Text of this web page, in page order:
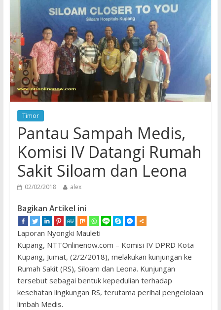
Timor
Pantau Sampah Medis,
Komisi IV Datangi Rumah
Sakit Siloam dan Leona
02/02/2018 alex
Bagikan Artikel ini
Laporan Nyongki Mauleti
Kupang, NTTOnlinenow.com – Komisi IV DPRD Kota
Kupang, Jumat, (2/2/2018), melakukan kunjungan ke
Rumah Sakit (RS), Siloam dan Leona. Kunjungan
tersebut sebagai bentuk kepedulian terhadap
kesehatan lingkungan RS, terutama perihal pengelolaan
limbah Medis.